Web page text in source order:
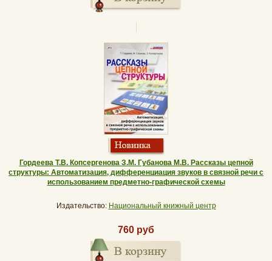
Гордеева Т.В. Копсергенова З.М. Губанова М.В. Рассказы цепной
структуры: Автоматизация, дифференциация звуков в связной речи с
использованием предметно-графической схемы
Издательство: Национальный книжный центр
760 руб